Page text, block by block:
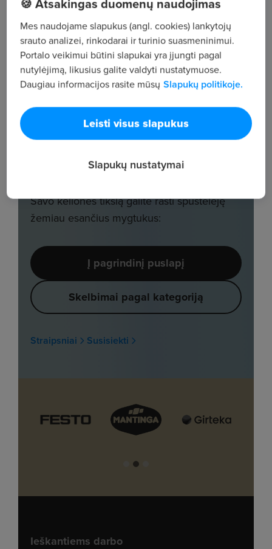
🍪 Atsakingas duomenų naudojimas
Mes naudojame slapukus (angl. cookies) lankytojų
srauto analizei, rinkodarai ir turinio suasmeninimui.
Portalo veikimui būtini slapukai yra įjungti pagal
nutylėjimą, likusius galite valdyti nustatymuose.
Daugiau informacijos rasite mūsų Slapukų politikoje.
Leisti visus slapukus
Slapukų nustatymai